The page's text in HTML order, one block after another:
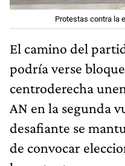
Protestas contra la
El camino del
podría verse
centroderecha
AN en la segunda
desafiante se
de convocar